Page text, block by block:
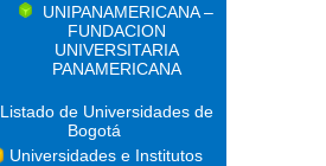
UNIPANAMERICANA –
FUNDACION
UNIVERSITARIA
PANAMERICANA
Listado de Universidades de
Bogotá
Universidades e Institutos